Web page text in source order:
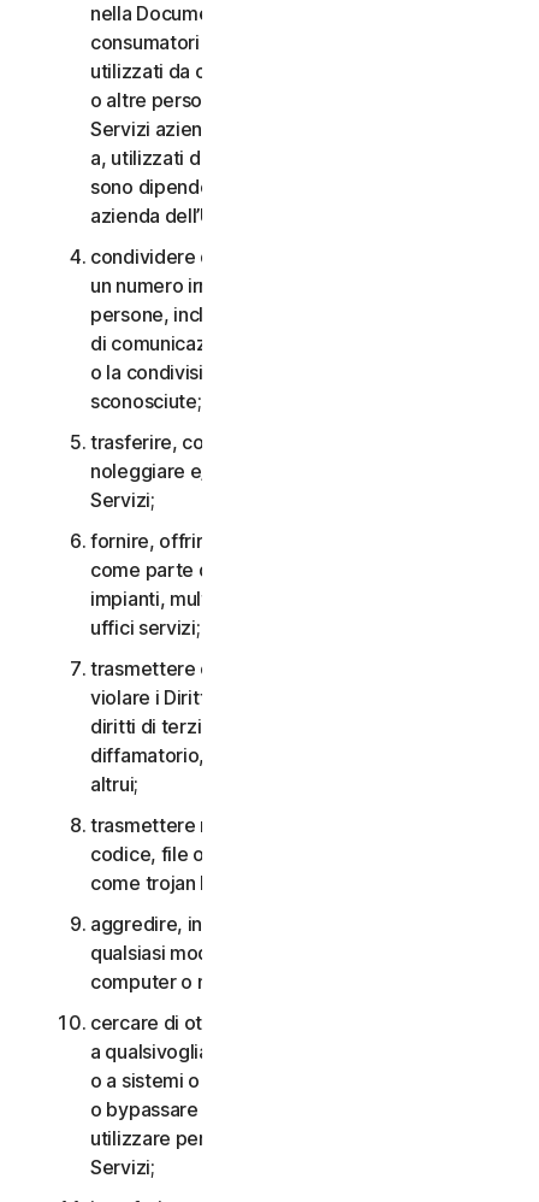
nella Documentazione, i Servizi per i
consumatori non possono essere accessibili a,
utilizzati da o condivisi con familiari, non familiari
o altre persone che non risiedono con l’Utente e i
Servizi aziendali non possono essere accessibili
a, utilizzati da o condivisi con persone che non
sono dipendenti o non fanno parte della Piccola
azienda dell’Utente;
condividere qualsiasi dato o altro contenuto con
un numero irragionevolmente elevato di
persone, incluso, a titolo esemplificativo, l’invio
di comunicazioni a un gran numero di destinatari
o la condivisione di contenuti con persone
sconosciute;
trasferire, concedere in licenza, affittare,
noleggiare e/o prestare il diritto di utilizzare i
Servizi;
fornire, offrire o rendere disponibili i Servizi
come parte di un accordo per la gestione di
impianti, multiproprietà, provider di servizi o
uffici servizi;
trasmettere o archiviare materiale che potrebbe
violare i Diritti di proprietà intellettuale o altri
diritti di terzi o che risulta illegale, lesivo,
diffamatorio, calunnioso o invasivo della privacy
altrui;
trasmettere materiale che contiene virus o altro
codice, file o programmi per computer dannosi
come trojan horse, worm o time bomb;
aggredire, interferire, negare il servizio in
qualsiasi modo o forma a qualsiasi altra rete,
computer o nodo attraverso i Servizi;
cercare di ottenere un accesso non autorizzato
a qualsivoglia Servizio, agli account di altri utenti
o a sistemi o reti di computer connessi ai Servizi
o bypassare qualsiasi misura che potremmo
utilizzare per prevenire o limitare l’accesso ai
Servizi;